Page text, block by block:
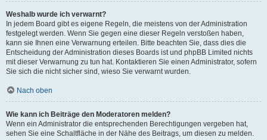
Weshalb wurde ich verwarnt?
In jedem Board gibt es eigene Regeln, die meistens von der Administration
festgelegt werden. Wenn Sie gegen eine dieser Regeln verstoßen haben,
kann sie Ihnen eine Verwarnung erteilen. Bitte beachten Sie, dass dies die
Entscheidung der Administration dieses Boards ist und phpBB Limited nichts
mit dieser Verwarnung zu tun hat. Kontaktieren Sie einen Administrator, sofern
Sie sich die nicht sicher sind, wieso Sie verwarnt wurden.
Nach oben
Wie kann ich Beiträge den Moderatoren melden?
Wenn ein Administrator die entsprechenden Berechtigungen vergeben hat,
sehen Sie eine Schaltfläche in der Nähe des Beitrags, um diesen zu melden.